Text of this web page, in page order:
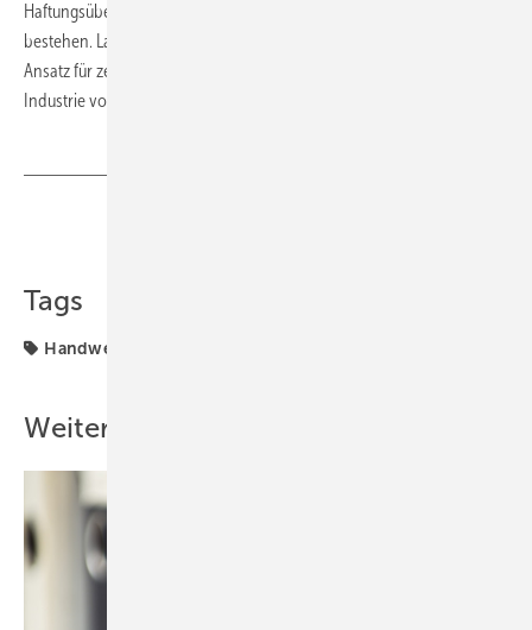
Haftungsübernahmevereinbarung als separater Vertrag weiter
bestehen. Laut ZVSHK ist geplant, auf der ISH 2019 einen neuen
Ansatz für zeitgemäße Marktpartnerschaften zwischen Handwerk und
Industrie vorzustellen.
Tags
Handwerkermarke
Weitere Inhalte